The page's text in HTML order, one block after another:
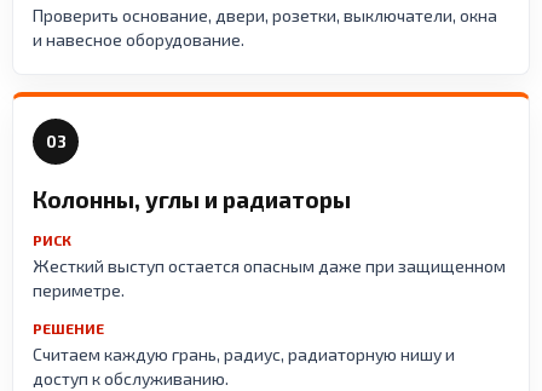
Проверить основание, двери, розетки, выключатели, окна
и навесное оборудование.
03
Колонны, углы и радиаторы
РИСК
Жесткий выступ остается опасным даже при защищенном
периметре.
РЕШЕНИЕ
Считаем каждую грань, радиус, радиаторную нишу и
доступ к обслуживанию.